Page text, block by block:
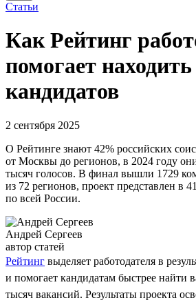
Статьи
Как Рейтинг
помогает находить
кандидатов
2 сентября 2025
О Рейтинге знают 42% российских
от Москвы до регионов, в 2024 году
тысяч голосов. В финал вышли 1729
из 72 регионов, проект представлен в
по всей России.
Андрей Сергеев
автор статей
Рейтинг выделяет работодателя в
и помогает кандидатам быстрее найти
тысяч вакансий. Результаты проекта